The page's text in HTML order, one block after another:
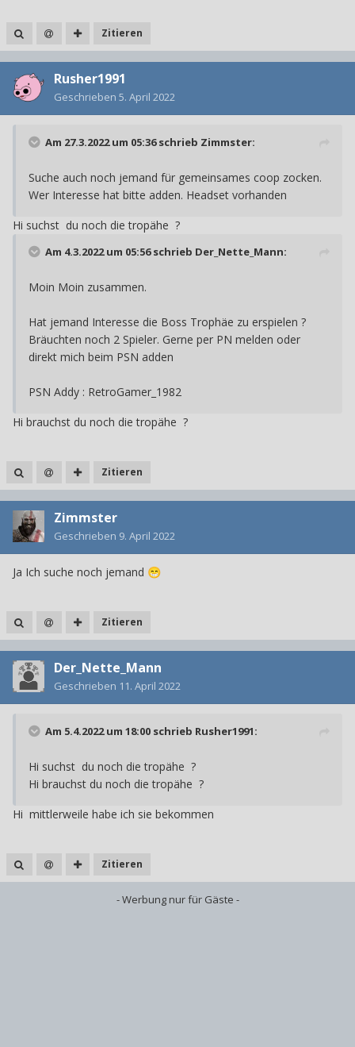
Zitieren
Rusher1991
Geschrieben 5. April 2022
Am 27.3.2022 um 05:36 schrieb Zimmster:
Suche auch noch jemand für gemeinsames coop zocken.
Wer Interesse hat bitte adden. Headset vorhanden
Hi suchst du noch die tropähe ?
Am 4.3.2022 um 05:56 schrieb Der_Nette_Mann:
Moin Moin zusammen.
Hat jemand Interesse die Boss Trophäe zu erspielen ?
Bräuchten noch 2 Spieler. Gerne per PN melden oder
direkt mich beim PSN adden
PSN Addy : RetroGamer_1982
Hi brauchst du noch die tropähe ?
Zitieren
Zimmster
Geschrieben 9. April 2022
Ja Ich suche noch jemand 😁
Zitieren
Der_Nette_Mann
Geschrieben 11. April 2022
Am 5.4.2022 um 18:00 schrieb Rusher1991:
Hi suchst du noch die tropähe ?
Hi brauchst du noch die tropähe ?
Hi mittlerweile habe ich sie bekommen
Zitieren
- Werbung nur für Gäste -